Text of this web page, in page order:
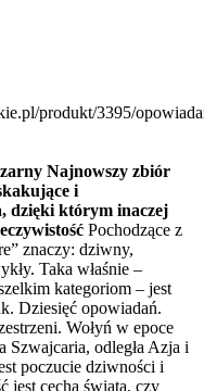
produkt/3395/
Najnowszy zbiór
i
dzięki którym inaczej
Pochodzące z
znaczy: dziwny,
Taka właśnie –
kategoriom – jest
Dziesięć opowiadań.
Wołyń w epoce
Szwajcaria, odległa Azja i
poczucie dziwności i
jest cechą świata, czy